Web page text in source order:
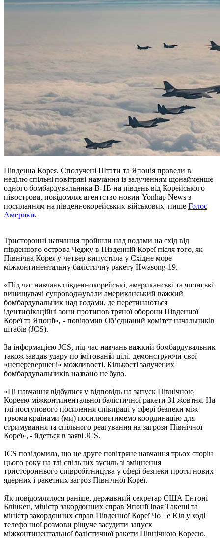
Південна Корея, Сполучені Штати та Японія провели в
неділю спільні повітряні навчання із залученням щонайменше
одного бомбардувальника B-1B на південь від Корейського
півострова, повідомляє агентство новин Yonhap News з
посиланням на південнокорейських військових, пише Голос
Америки.
Тристоронні навчання пройшли над водами на схід від
південного острова Чеджу в Південній Кореї після того, як
Північна Корея у четвер випустила у Східне море
міжконтинентальну балістичну ракету Hwasong-19.
«Під час навчань південнокорейські, американські та японські
винищувачі супроводжували американський важкий
бомбардувальник над водами, де перетинаються
ідентифікаційні зони протиповітряної оборони Південної
Кореї та Японії», - повідомив Об’єднаний комітет начальників
штабів (JCS).
За інформацією JCS, під час навчань важкий бомбардувальник
також завдав удару по імітованій цілі, демонструючи свої
«неперевершені» можливості. Кількості залучених
бомбардувальників названо не було.
«Ці навчання відбулися у відповідь на запуск Північною
Кореєю міжконтинентальної балістичної ракети 31 жовтня. На
тлі поступового посилення співпраці у сфері безпеки між
трьома країнами (ми) посилюватимемо координацію для
стримування та спільного реагування на загрози Північної
Кореї», - йдеться в заяві JCS.
JCS повідомила, що це друге повітряне навчання трьох сторін
цього року на тлі спільних зусиль зі зміцнення
тристороннього співробітництва у сфері безпеки проти нових
ядерних і ракетних загроз Північної Кореї.
Як повідомлялося раніше, державний секретар США Ентоні
Блінкен, міністр закордонних справ Японії Івая Такеші та
міністр закордонних справ Південної Кореї Чо Те Юл у ході
телефонної розмови рішуче засудити запуск
міжконтинентальної балістичної ракети Північною Кореєю.